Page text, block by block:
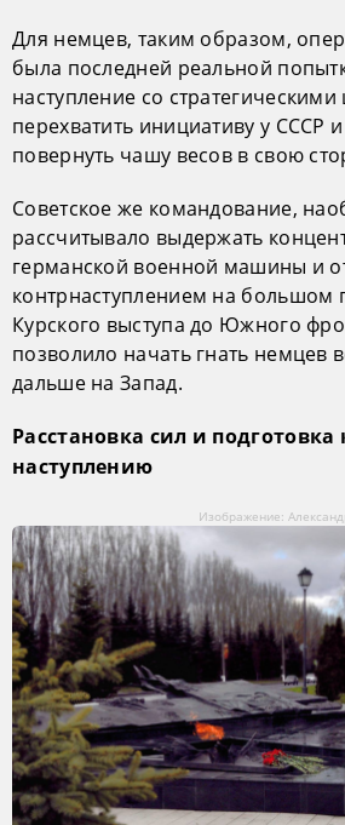
Для немцев, таким образом,
была последней реальной
наступление со
перехватить инициативу у СССР
повернуть чашу весов в свою
Советское же командование,
рассчитывало выдержать
германской военной машины и
контрнаступлением на большом
Курского выступа до Южного
позволило начать гнать немцев
дальше на Запад.
Расстановка сил и
наступлению
Изображение: